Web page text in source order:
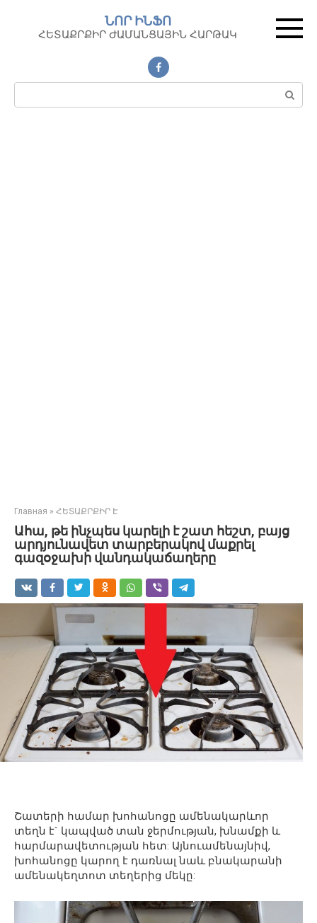
контенту
ՆՈՐ ԻՆՖՈ
ՀԵՏԱՔՐՔԻՐ ԺԱՄԱՆՑԱՅԻՆ ՀԱՐԹԱԿ
Поиск:
Главная » ՀԵՏԱՔՐՔԻՐ Է
Ահա, թե ինչպես կարելի է շատ հեշտ, բայց
արդյունավետ տարբերակով մաքրել
գազօջախի վանդակաճաղերը
Շատերի համար խոհանոցը ամենակարևոր
տեղն է` կապված տան ջերմության, խնամքի և
հարմարավետության հետ: Այնուամենայնիվ,
խոհանոցը կարող է դառնալ նաև բնակարանի
ամենակեղտոտ տեղերից մեկը: